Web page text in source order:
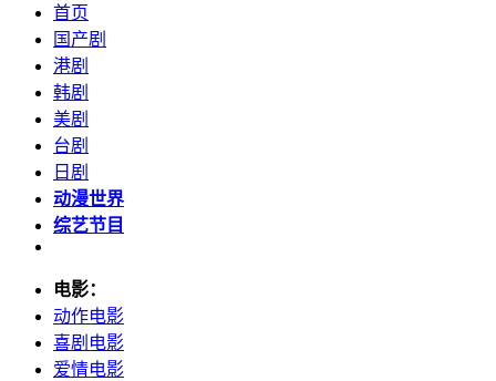
首页
国产剧
港剧
韩剧
美剧
台剧
日剧
动漫世界
综艺节目
电影：
动作电影
喜剧电影
爱情电影